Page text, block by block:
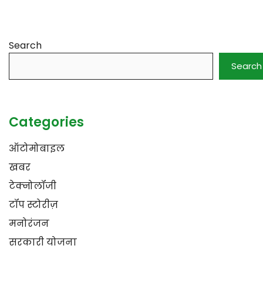
Search
Search
Categories
ऑटोमोबाइल
खबर
टेक्नोलॉजी
टॉप स्टोरीज़
मनोरंजन
सरकारी योजना